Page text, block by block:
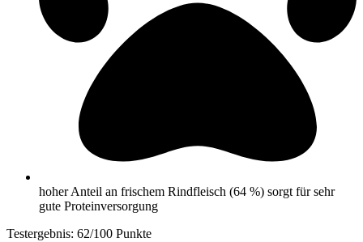
hoher Anteil an frischem Rindfleisch (64 %) sorgt für sehr
gute Proteinversorgung
Testergebnis: 62/100 Punkte